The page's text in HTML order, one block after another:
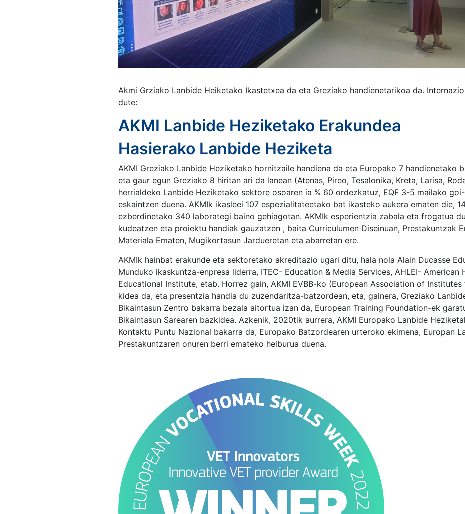
Akmi Grziako Lanbide Heiketako Ikastetxea da eta Greziako handienetarikoa da.
dute:
AKMI Lanbide Heziketako Erakundea
Hasierako Lanbide Heziketa
AKMI Greziako Lanbide Heziketako hornitzaile handiena da eta Europako 7 handienetako
eta gaur egun Greziako 8 hiritan ari da lanean (Atenas, Pireo, Tesalonika, Kreta, Larisa,
herrialdeko Lanbide Heziketako sektore osoaren ia % 60 ordezkatuz, EQF 3-5 mailako
eskaintzen duena. AKMIk ikasleei 107 espezialitateetako bat ikasteko aukera ematen die,
ezberdinetako 340 laborategi baino gehiagotan. AKMIk esperientzia zabala eta frogatua
kudeatzen eta proiektu handiak gauzatzen , baita Curriculumen Diseinuan, Prestakuntzak
Materiala Ematen, Mugikortasun Jardueretan eta abarretan ere.
AKMIk hainbat erakunde eta sektoretako akreditazio ugari ditu, hala nola Alain Ducasse
Munduko ikaskuntza-enpresa liderra, ITEC- Education & Media Services, AHLEI- American
Educational Institute, etab. Horrez gain, AKMI EVBB-ko (European Association of
kidea da, eta presentzia handia du zuzendaritza-batzordean, eta, gainera, Greziako
Bikaintasun Zentro bakarra bezala aitortua izan da, European Training Foundation-ek
Bikaintasun Sarearen bazkidea. Azkenik, 2020tik aurrera, AKMI Europako Lanbide
Kontaktu Puntu Nazional bakarra da, Europako Batzordearen urteroko ekimena, Europan
Prestakuntzaren onuren berri emateko helburua duena.